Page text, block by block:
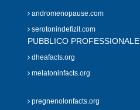
andromenopause.com
serotonindefizit.com
PUBBLICO PROFESSIONALE
dheafacts.org
melatoninfacts.org
pregnenolonfacts.org